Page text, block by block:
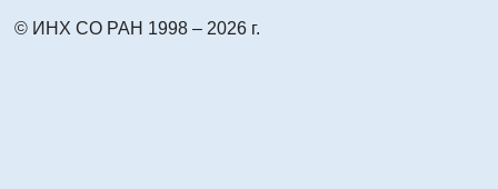
© ИНХ СО РАН 1998 – 2026 г.